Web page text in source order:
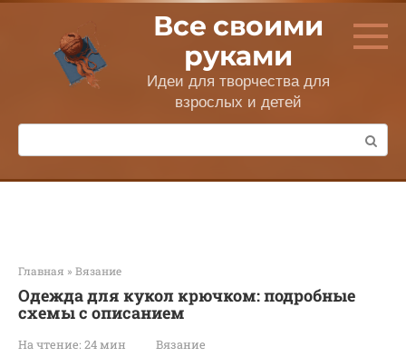
Перейти
контенту
Все своими
руками
Идеи для творчества для
взрослых и детей
Поиск:
Главная » Вязание
Одежда для кукол крючком: подробные
схемы с описанием
На чтение: 24 мин Вязание